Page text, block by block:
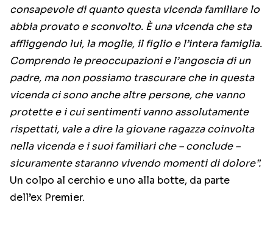
consapevole di quanto questa vicenda familiare lo
abbia provato e sconvolto. È una vicenda che sta
affliggendo lui, la moglie, il figlio e l’intera famiglia.
Comprendo le preoccupazioni e l’angoscia di un
padre, ma non possiamo trascurare che in questa
vicenda ci sono anche altre persone, che vanno
protette e i cui sentimenti vanno assolutamente
rispettati, vale a dire la giovane ragazza coinvolta
nella vicenda e i suoi familiari che – conclude –
sicuramente staranno vivendo momenti di dolore”.
Un colpo al cerchio e uno alla botte, da parte
dell’ex Premier.